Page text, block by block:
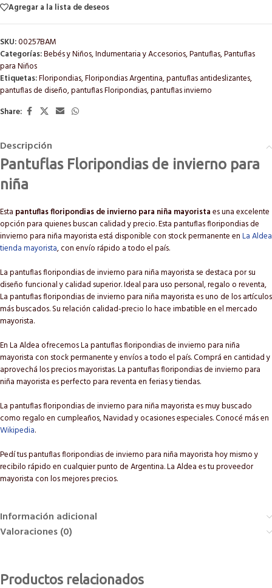
Agregar a la lista de deseos
SKU:00257BAM
Categorías:Bebés y Niños,Indumentaria y Accesorios,Pantuflas,Pantuflas
para Niños
Etiquetas:Floripondias,Floripondias Argentina,pantuflas antideslizantes,
pantuflas de diseño,pantuflas Floripondias,pantuflas invierno
Share:
Descripción
Pantuflas Floripondias de invierno para
niña
Esta pantuflas floripondias de invierno para niña mayoristaes una excelente
opción para quienes buscan calidad y precio. Esta pantuflas floripondias de
invierno para niña mayorista está disponible con stock permanente enLa Aldea
tienda mayorista, con envío rápido a todo el país.
La pantuflas floripondias de invierno para niña mayorista se destaca por su
diseño funcional y calidad superior. Ideal para uso personal, regalo o reventa,
La pantuflas floripondias de invierno para niña mayorista es uno de los artículos
más buscados. Su relación calidad-precio lo hace imbatible en el mercado
mayorista.
En La Aldea ofrecemos La pantuflas floripondias de invierno para niña
mayorista con stock permanente y envíos a todo el país. Comprá en cantidad y
aprovechá los precios mayoristas. La pantuflas floripondias de invierno para
niña mayorista es perfecto para reventa en ferias y tiendas.
La pantuflas floripondias de invierno para niña mayorista es muy buscado
como regalo en cumpleaños, Navidad y ocasiones especiales. Conocé más en
Wikipedia.
Pedí tus pantuflas floripondias de invierno para niña mayorista hoy mismo y
recibilo rápido en cualquier punto de Argentina. La Aldea es tu proveedor
mayorista con los mejores precios.
Información adicional
Valoraciones (0)
Productos relacionados